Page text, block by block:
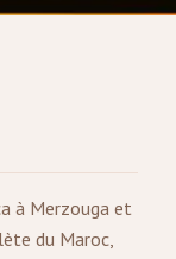
à Merzouga et
du Maroc,